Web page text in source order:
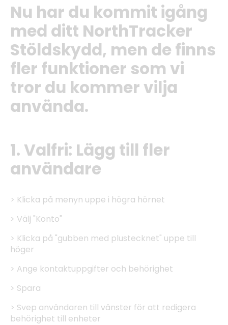
Nu har du kommit igång
med ditt NorthTracker
Stöldskydd, men de finns
fler funktioner som vi
tror du kommer vilja
använda.
1. Valfri: Lägg till fler
användare
> Klicka på menyn uppe i högra hörnet
> Välj "Konto"
> Klicka på "gubben med plustecknet" uppe till
höger
> Ange kontaktuppgifter och behörighet
> Spara
> Svep användaren till vänster för att redigera
behörighet till enheter